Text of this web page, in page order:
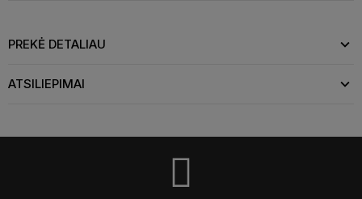
PREKĖ DETALIAU
ATSILIEPIMAI